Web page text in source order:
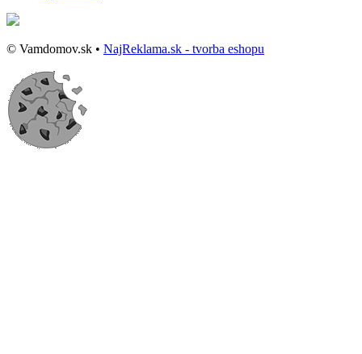
© Vamdomov.sk • NajReklama.sk - tvorba eshopu